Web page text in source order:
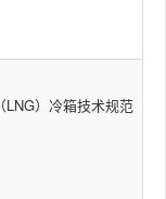
）冷箱技术规范